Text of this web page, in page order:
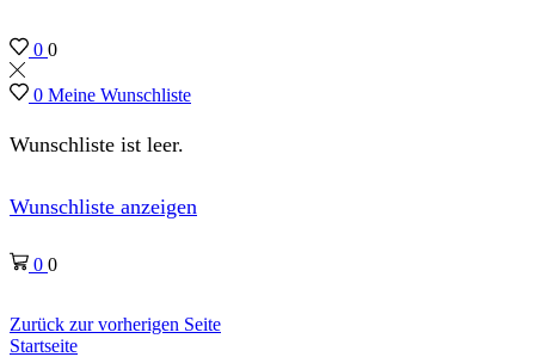
0 0
0 Meine Wunschliste
Wunschliste ist leer.
Wunschliste anzeigen
0 0
Zurück zur vorherigen Seite
Startseite